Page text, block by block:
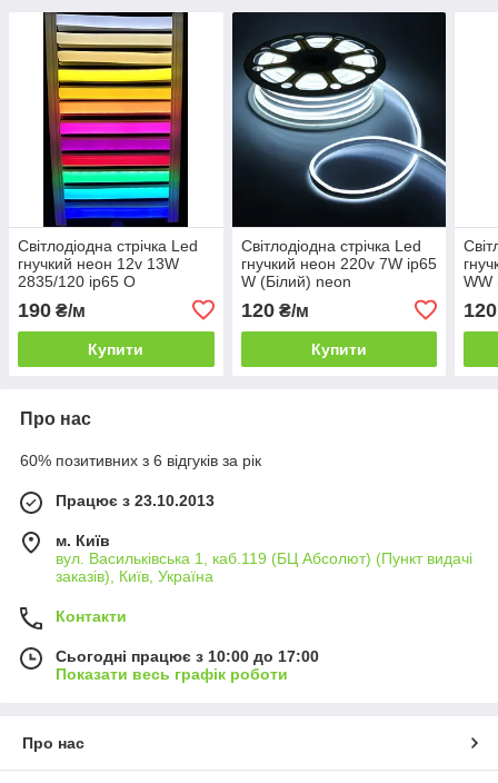
Світлодіодна стрічка Led
гнучкий неон 12v 13W
2835/120 ip65 O
190 ₴/м
Купити
Світлодіодна стрічка Led
гнучкий неон 220v 7W ip65
W (Білий) neon
120₴/м
Купити
WW
120
Про нас
60% позитивних з 6 відгуків за рік
Працює з 23.10.2013
м. Київ
вул. Васильківська 1, каб.119 (БЦ Абсолют) (Пункт видачі
заказів), Київ, Україна
Контакти
Сьогодні працює з 10:00 до 17:00
Показати весь графік роботи
Про нас